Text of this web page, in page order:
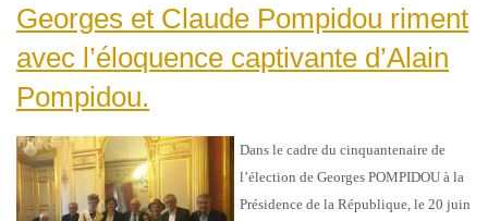
Georges et Claude Pompidou riment
avec l’éloquence captivante d’Alain
Pompidou.
Dans le cadre du cinquantenaire de
l’élection de Georges POMPIDOU à la
Présidence de la République, le 20 juin